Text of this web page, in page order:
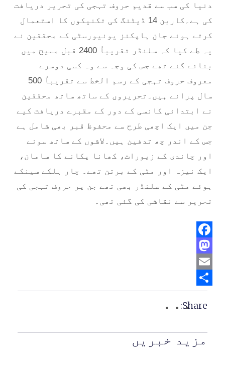
دنیا کی سب سے قدیم حروف تہجی کی تحریر دریافت
کی ہے۔کاربن 14 ڈیٹنگ کی تکنیکوں کا استعمال
کرتے ہوئے جان ہاپکنز یونیورسٹی کے محققین نے
یہ طے کیا کہ سلنڈر تقریباً 2400 قبل مسیح میں
بنائے گئے تھے جس کی وجہ سے وہ کسی دوسرے
معروف حروف تہجی کے رسم الخط سے تقریباً 500
سال پرانے ہیں۔تحریروں کے ساتھ ساتھ محققین
نے ابتدائی کانسی کے دور کے مقبرے دریافت کیے
جن میں ایک اچھی طرح سے محفوظ قبر بھی شامل ہے
جس کے اندر چھ تدفین ہیں۔لاشوں کے ساتھ سونے
اور چاندی کے زیورات، کھانا پکانے کا سامان،
ایک نیزہ اور مٹی کے برتن تھے۔ چار ہلکے سینکے
ہوئے مٹی کے سلنڈر بھی تھے جن پر حروف تہجی کی
تحریر سے نقاشی کی گئی تھی۔
Facebook
Mastodon
Email
Share
Share:
مزید خبریں